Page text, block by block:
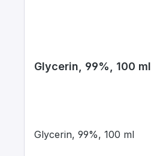
Glycerin, 99%, 100 ml
Glycerin, 99%, 100 ml